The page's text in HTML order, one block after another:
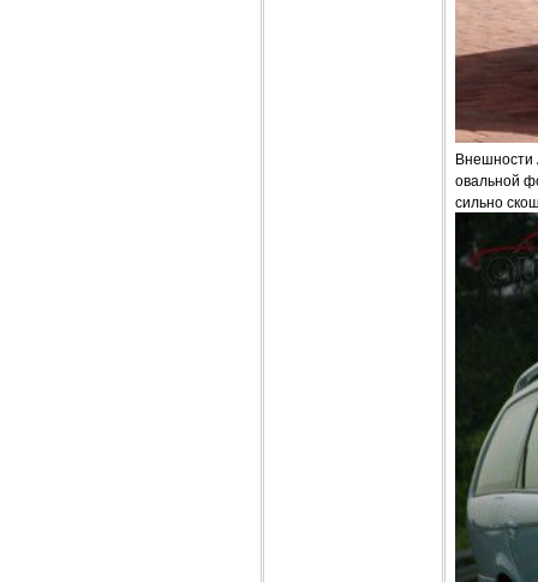
Внешности
овальной
сильно